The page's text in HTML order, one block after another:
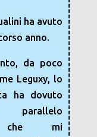
ha avuto
anno.
da poco
Leguxy, lo
ha dovuto
mi